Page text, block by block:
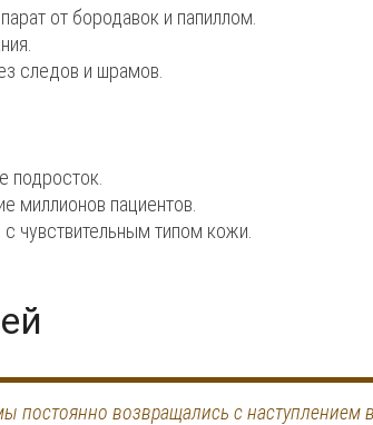
от бородавок и папиллом.
следов и шрамов.
подросток.
миллионов пациентов.
чувствительным типом кожи.
постоянно возвращались с наступлением